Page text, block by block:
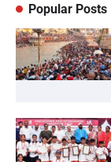
Popular Posts